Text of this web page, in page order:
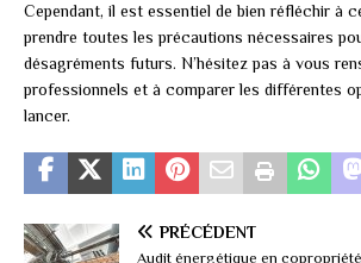
Cependant, il est essentiel de bien réfléchir à
prendre toutes les précautions nécessaires
désagréments futurs. N’hésitez pas à vous
professionnels et à comparer les différentes
lancer.
PRÉCÉDENT
Audit énergétique en